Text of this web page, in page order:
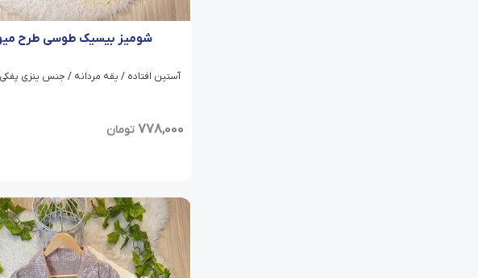
شومیز بیسیک طوسی طرح
آستین افتاده / یقه مردانه / جنس ینزی
778,000 تومان